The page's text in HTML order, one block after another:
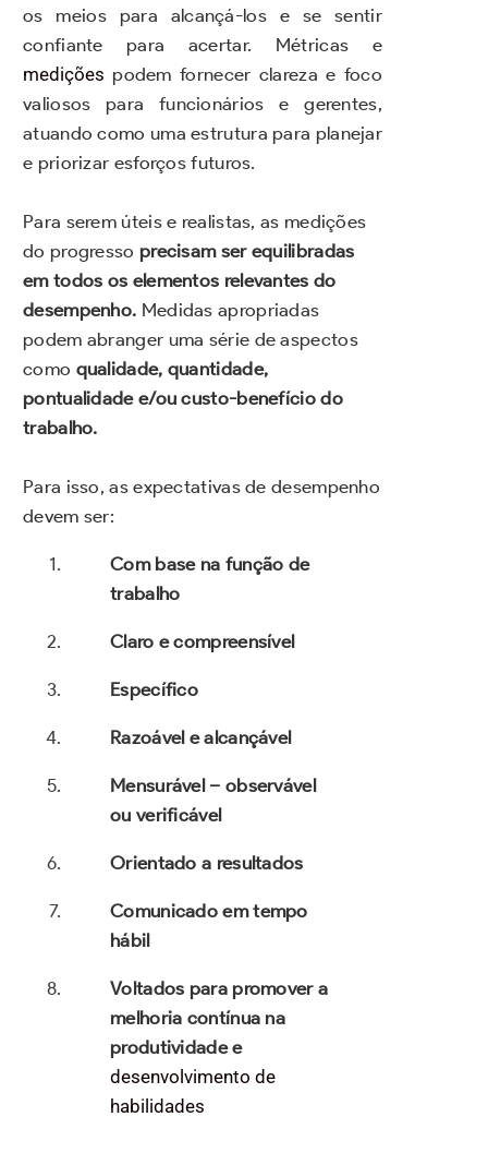
os meios para alcançá-los e se sentir
confiante para acertar. Métricas e
medições podem fornecer clareza e foco
valiosos para funcionários e gerentes,
atuando como uma estrutura para planejar
e priorizar esforços futuros.
Para serem úteis e realistas, as medições
do progresso precisam ser equilibradas
em todos os elementos relevantes do
desempenho. Medidas apropriadas
podem abranger uma série de aspectos
como qualidade, quantidade,
pontualidade e/ou custo-benefício do
trabalho.
Para isso, as expectativas de desempenho
devem ser:
Com base na função de
trabalho
Claro e compreensível
Específico
Razoável e alcançável
Mensurável – observável
ou verificável
Orientado a resultados
Comunicado em tempo
hábil
Voltados para promover a
melhoria contínua na
produtividade e
desenvolvimento de
habilidades